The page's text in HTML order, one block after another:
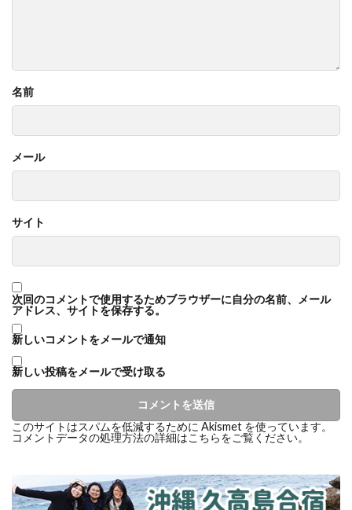
名前
メール
サイト
次回のコメントで使用するためブラウザーに自分の名前、メール
アドレス、サイトを保存する。
新しいコメントをメールで通知
新しい投稿をメールで受け取る
このサイトはスパムを低減するために Akismet を使っています。
コメントデータの処理方法の詳細はこちらをご覧ください。